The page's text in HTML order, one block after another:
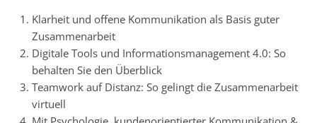
Klarheit und offene Kommunikation als Basis guter
Zusammenarbeit
Digitale Tools und Informationsmanagement 4.0: So
behalten Sie den Überblick
Teamwork auf Distanz: So gelingt die Zusammenarbeit
virtuell